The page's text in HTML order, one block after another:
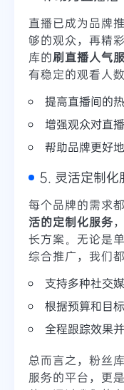
直播已成为品牌
够的观众，再精
库的刷直播人气
有稳定的观看人
提高直播间的
增强观众对直
帮助品牌更好
5. 灵活定制化
每个品牌的需求
活的定制化服务
长方案。无论是
综合推广，我们
支持多种社交媒
根据预算和目
全程跟踪效果并
总而言之，粉丝
服务的平台，更